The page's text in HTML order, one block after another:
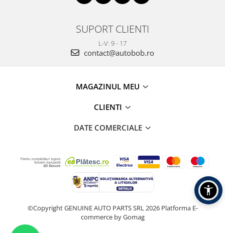
SUPORT CLIENTI
L-V: 9 - 17
contact@autobob.ro
MAGAZINUL MEU
CLIENTI
DATE COMERCIALE
©Copyright GENUINE AUTO PARTS SRL 2026 Platforma E-
commerce by Gomag